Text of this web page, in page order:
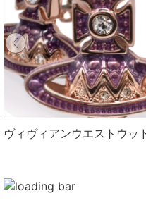
ヴィヴィアンウエストウッ